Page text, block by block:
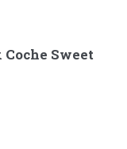
Sweet